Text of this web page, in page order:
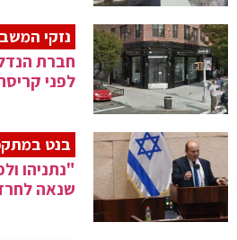
נזקי
חברת
לפני
בנט
"נתניהו
שנאה